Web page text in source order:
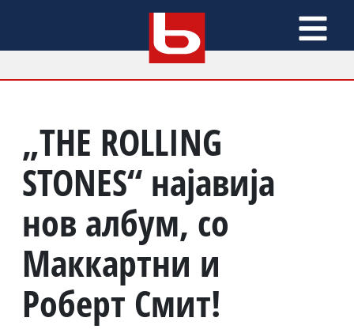
„THE ROLLING
STONES“ најавија
нов албум, со
Маккартни и
Роберт Смит!